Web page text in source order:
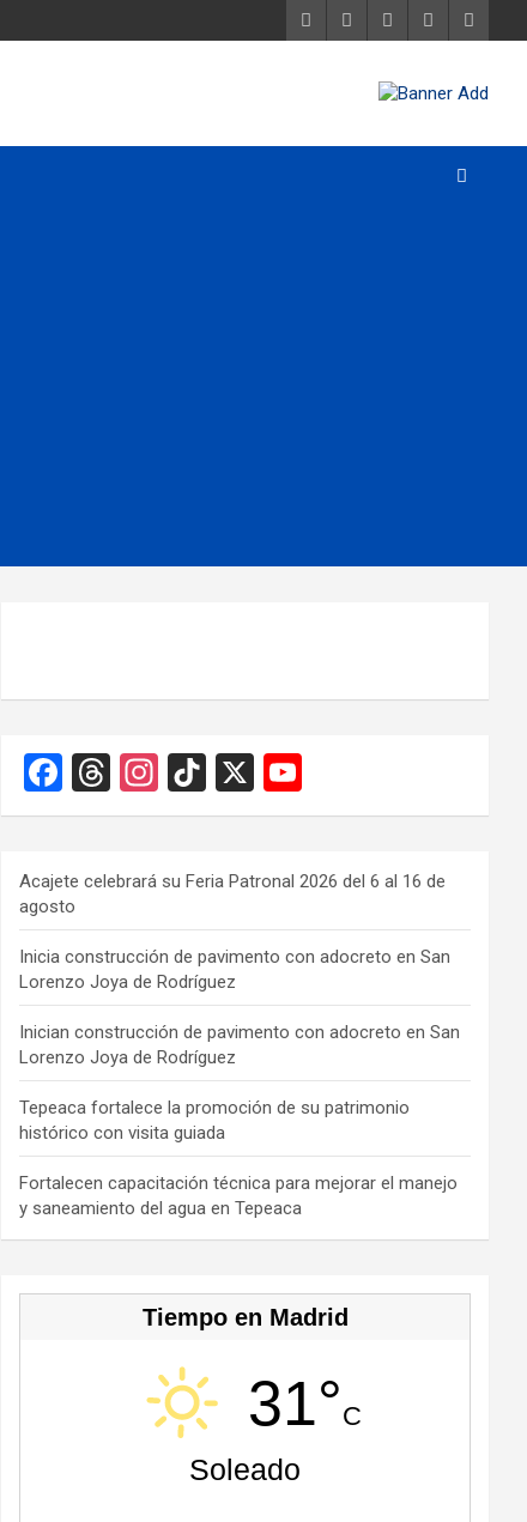
F
a
b
o
o
k
T
hr
a
d
s
In
st
gr
a
m
Ti
k
o
k
X
o
T
u
b
e
C
h
a
n
n
el
Acajete celebrará su Feria Patronal 2026 del 6 al 16 de
agosto
Inicia construcción de pavimento con adocreto en San
Lorenzo Joya de Rodríguez
Inician construcción de pavimento con adocreto en San
Lorenzo Joya de Rodríguez
Tepeaca fortalece la promoción de su patrimonio
histórico con visita guiada
Fortalecen capacitación técnica para mejorar el manejo
y saneamiento del agua en Tepeaca
Tiempo en Madrid
31°C
Soleado